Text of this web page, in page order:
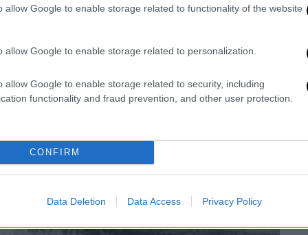
allow Google to enable storage related to functionality of the website
allow Google to enable storage related to personalization.
allow Google to enable storage related to security, including
functionality and fraud prevention, and other user protection.
CONFIRM
Data Deletion Data Access Privacy Policy